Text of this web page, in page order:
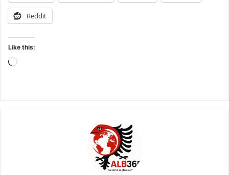
Reddit
Like this:
Loading…